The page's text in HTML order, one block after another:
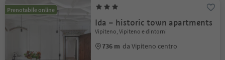
Prenotabile online
Ida – historic town apartments
Vipiteno, Vipiteno e dintorni
736 m da Vipiteno centro